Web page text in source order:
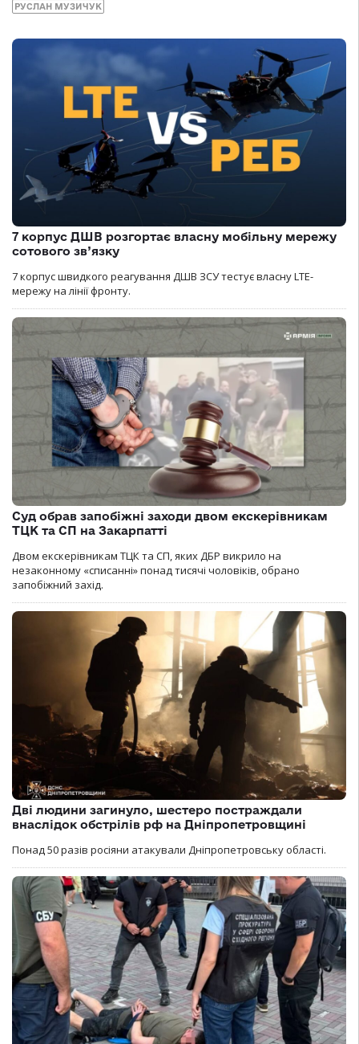
РУСЛАН МУЗИЧУК
7 корпус ДШВ розгортає власну мобільну мережу
сотового зв’язку
7 корпус швидкого реагування ДШВ ЗСУ тестує власну LTE-
мережу на лінії фронту.
Суд обрав запобіжні заходи двом екскерівникам
ТЦК та СП на Закарпатті
Двом екскерівникам ТЦК та СП, яких ДБР викрило на
незаконному «списанні» понад тисячі чоловіків, обрано
запобіжний захід.
Дві людини загинуло, шестеро постраждали
внаслідок обстрілів рф на Дніпропетровщині
Понад 50 разів росіяни атакували Дніпропетровську області.